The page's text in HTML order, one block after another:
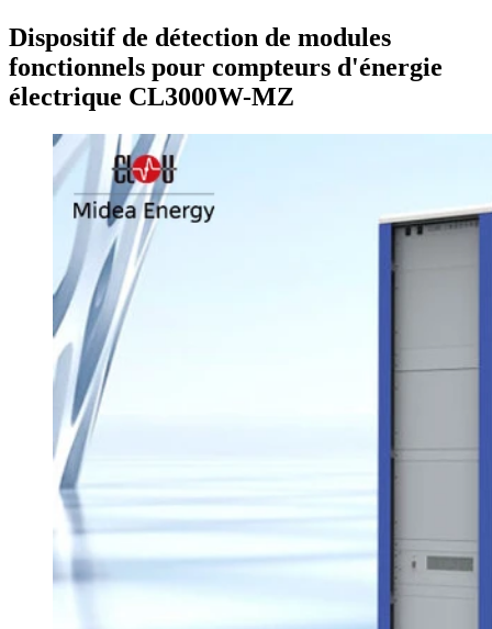
Dispositif de détection de modules
fonctionnels pour compteurs d'énergie
électrique CL3000W-MZ